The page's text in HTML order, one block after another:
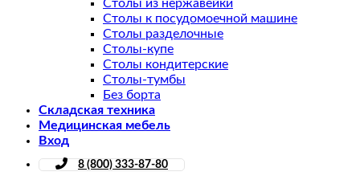
Столы из нержавейки
Столы к посудомоечной машине
Столы разделочные
Столы-купе
Столы кондитерские
Столы-тумбы
Без борта
Складская техника
Медицинская мебель
Вход
8 (800) 333-87-80